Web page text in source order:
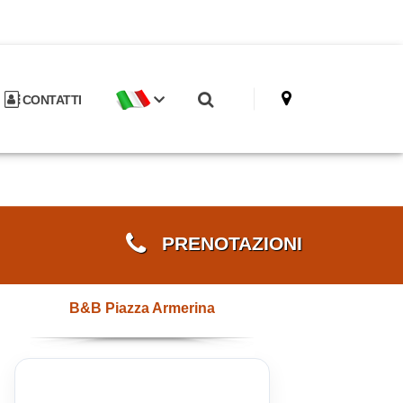
CONTATTI
PRENOTAZIONI
B&B Piazza Armerina